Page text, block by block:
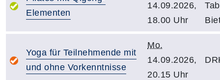
Elementen
14.09.2026,
18.00 Uhr
Yoga für Teilnehmende mit
und ohne Vorkenntnisse
Mo.
14.09.2026,
20.15 Uhr